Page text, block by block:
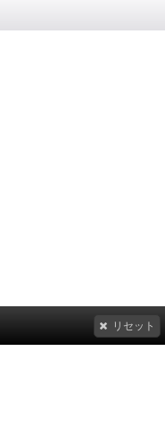
リセット